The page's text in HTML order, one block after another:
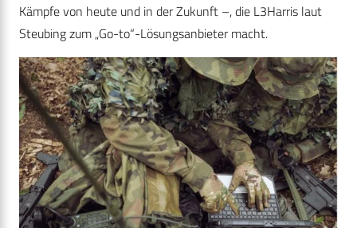
Kämpfe von heute und in der Zukunft –, die L3Harris laut
Steubing zum „Go-to“-Lösungsanbieter macht.